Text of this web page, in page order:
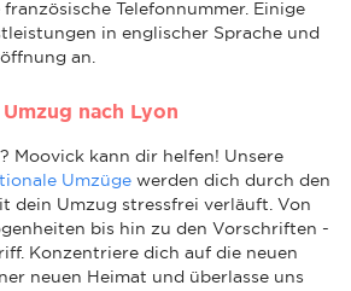
Telefonnummer. Einige
in englischer Sprache und
an.
nach Lyon
Moovick kann dir helfen! Unsere
Umzüge werden dich durch den
dein Umzug stressfrei verläuft. Von
bis hin zu den Vorschriften -
Konzentriere dich auf die neuen
neuen Heimat und überlasse uns